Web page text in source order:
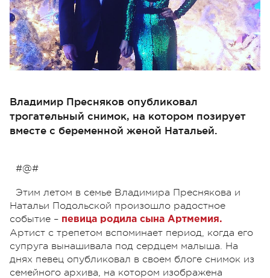
Владимир Пресняков опубликовал
трогательный снимок, на котором позирует
вместе с беременной женой Натальей.
#@#
Этим летом в семье Владимира Преснякова и
Натальи Подольской произошло радостное
событие – певица родила сына Артмемия.
Артист с трепетом вспоминает период, когда его
супруга вынашивала под сердцем малыша. На
днях певец опубликовал в своем блоге снимок из
семейного архива, на котором изображена